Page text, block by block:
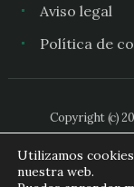
Aviso legal
Política de
Copyright (c)
Utilizamos
nuestra web.